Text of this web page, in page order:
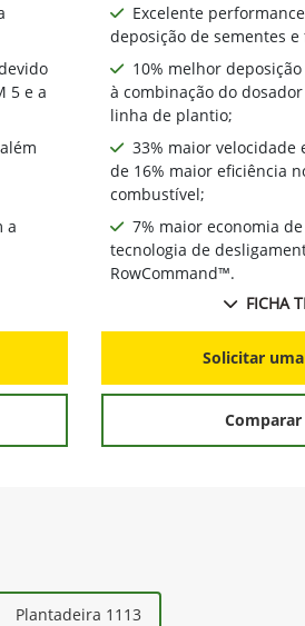
5 e a
a
Excelente
deposição de sementes
10% melhor
à combinação do
linha de plantio;
33% maior velocidade
de 16% maior eficiência
combustível;
7% maior economia
tecnologia de
RowCommand™.
FICHA
Solicitar
Comparar
Plantadeira 1113